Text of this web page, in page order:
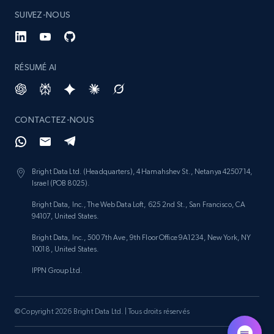
SUIVEZ-NOUS
RÉSUMÉ AI
CONTACTEZ-NOUS
Bright Data Ltd. (Headquarters), 4 Hamahshev St., Netanya 4250714,
Israel (POB 8025).
Bright Data, Inc., The Web Data Loft, 625 2nd St., San Francisco, CA
94107, United States.
Bright Data, Inc., 500 7th Ave, 9th Floor Office 9A1234, New York, NY
10018, United States.
IPPN Group Ltd.
© Copyright 2026 Bright Data Ltd. | Tous droits réservés